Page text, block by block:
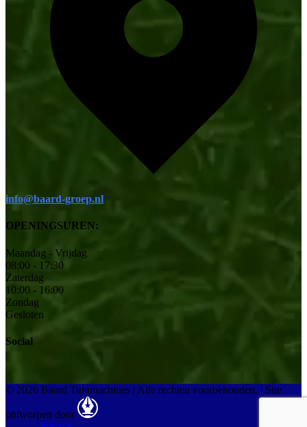
info@baard-groep.nl
OPENINGSUREN:
Maandag - Vrijdag
08:00 - 17:30
Zaterdag
10:00 - 16:00
Zondag
Gesloten
Social
© 2026 Baard Tuinmachines | Alle rechten voorbehouden. | Site
ontworpen door